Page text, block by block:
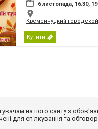
6 листопада, 16:30,
Кременчуцкий
Купити
нашого сайту з
для спілкування та